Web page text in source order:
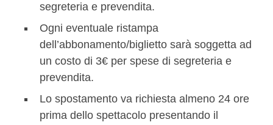
segreteria e prevendita.
Ogni eventuale ristampa
dell’abbonamento/biglietto sarà soggetta ad
un costo di 3€ per spese di segreteria e
prevendita.
Lo spostamento va richiesta almeno 24 ore
prima dello spettacolo presentando il